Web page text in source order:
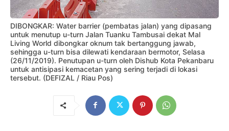
DIBONGKAR: Water barrier (pembatas jalan) yang dipasang
untuk menutup u-turn Jalan Tuanku Tambusai dekat Mal
Living World dibongkar oknum tak bertanggung jawab,
sehingga u-turn bisa dilewati kendaraan bermotor, Selasa
(26/11/2019). Penutupan u-turn oleh Dishub Kota Pekanbaru
untuk antisipasi kemacetan yang sering terjadi di lokasi
tersebut. (DEFIZAL / Riau Pos)